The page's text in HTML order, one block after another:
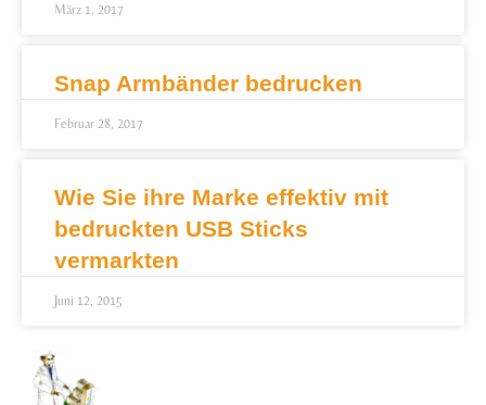
März 1, 2017
Snap Armbänder bedrucken
Februar 28, 2017
Wie Sie ihre Marke effektiv mit
bedruckten USB Sticks
vermarkten
Juni 12, 2015